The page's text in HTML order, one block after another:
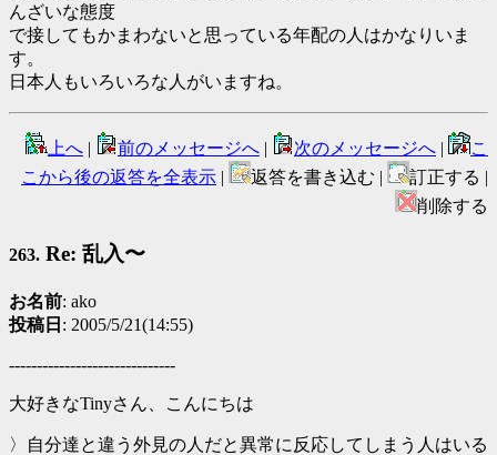
んざいな態度
で接してもかまわないと思っている年配の人はかなりいま
す。
日本人もいろいろな人がいますね。
上へ | 前のメッセージへ | 次のメッセージへ |
こ
こから後の返答を全表示 | 返答を書き込む |
訂正する |
削除する
263. Re: 乱入〜
お名前: ako
投稿日 : 2005/5/21(14:55)
------------------------------
大好きなTinyさん、こんにちは
〉自分達と違う外見の人だと異常に反応してしまう人はいる